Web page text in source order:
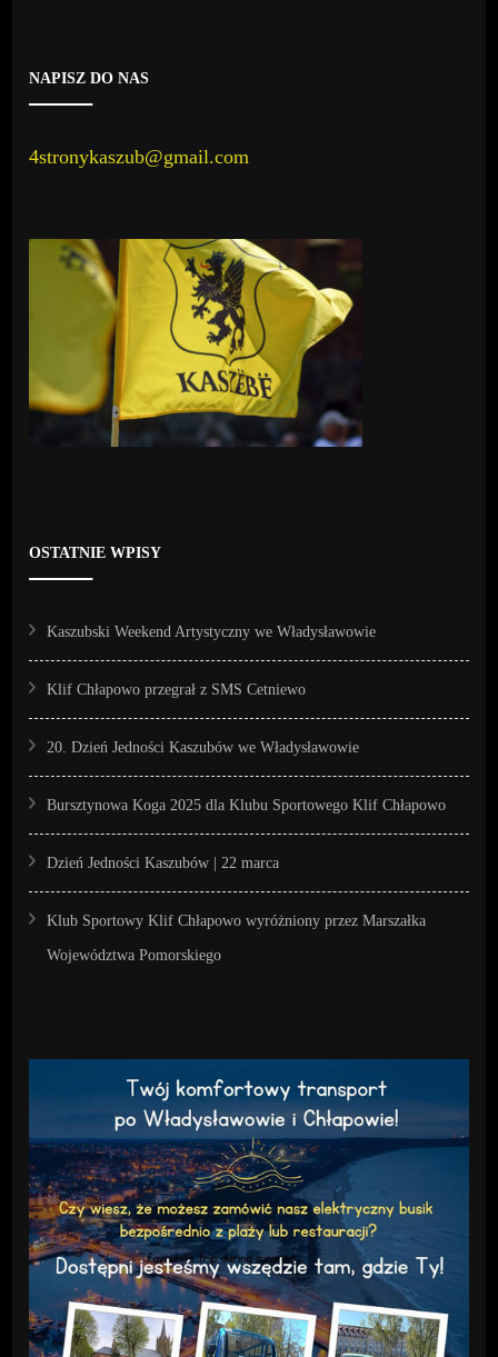
NAPISZ DO NAS
4stronykaszub@gmail.com
OSTATNIE WPISY
Kaszubski Weekend Artystyczny we Władysławowie
Klif Chłapowo przegrał z SMS Cetniewo
20. Dzień Jedności Kaszubów we Władysławowie
Bursztynowa Koga 2025 dla Klubu Sportowego Klif Chłapowo
Dzień Jedności Kaszubów | 22 marca
Klub Sportowy Klif Chłapowo wyróżniony przez Marszałka
Województwa Pomorskiego